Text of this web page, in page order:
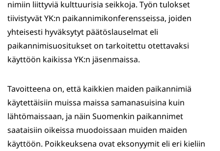
nimiin liittyviä kulttuurisia seikkoja. Työn tulokset
tiivistyvät YK:n paikannimikonferensseissa, joiden
yhteisesti hyväksytyt päätöslauselmat eli
paikannimisuositukset on tarkoitettu otettavaksi
käyttöön kaikissa YK:n jäsenmaissa.
Tavoitteena on, että kaikkien maiden paikannimiä
käytettäisiin muissa maissa samanasuisina kuin
lähtömaissaan, ja näin Suomenkin paikannimet
saataisiin oikeissa muodoissaan muiden maiden
käyttöön. Poikkeuksena ovat eksonyymit eli eri kieliin